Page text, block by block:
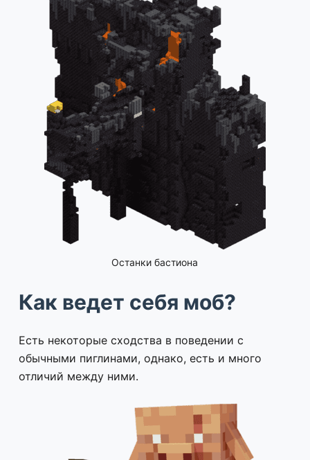
Останки бастиона
Как ведет себя моб?
Есть некоторые сходства в поведении с
обычными пиглинами, однако, есть и много
отличий между ними.